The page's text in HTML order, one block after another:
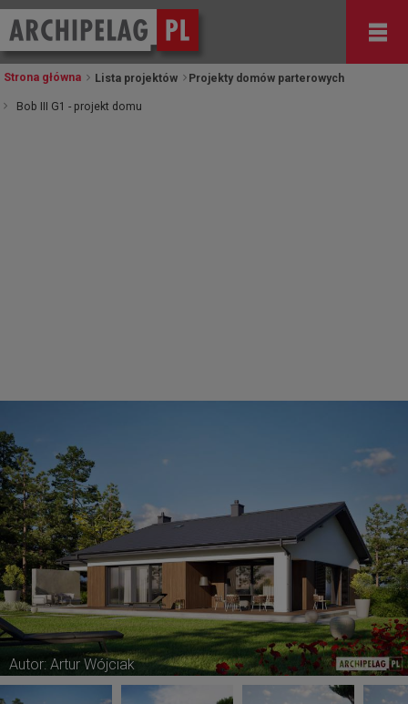
Strona główna Lista projektów Projekty domów parterowych
Bob III G1 - projekt domu
Autor: Artur Wójciak